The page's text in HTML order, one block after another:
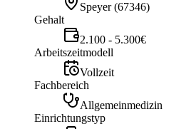
Speyer (67346)
Gehalt
2.100 - 5.300€
Arbeitszeitmodell
Vollzeit
Fachbereich
Allgemeinmedizin
Einrichtungstyp